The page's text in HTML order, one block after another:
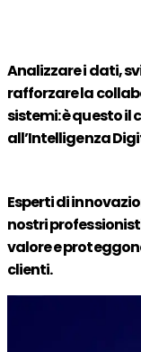
Analizzare i dati,
rafforzare la
sistemi: è questo il
all’Intelligenza
Esperti di
nostri
valoree
clienti.